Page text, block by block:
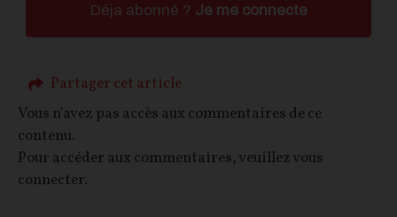
Déja abonné ? Je me connecte
Partager cet article
Vous n'avez pas accès aux commentaires de ce
contenu.
Pour accéder aux commentaires, veuillez vous
connecter.